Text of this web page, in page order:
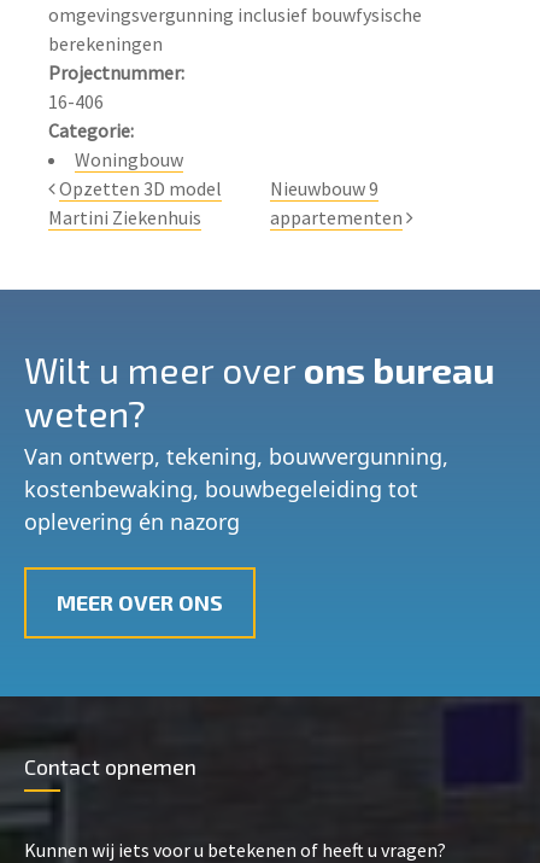
omgevingsvergunning inclusief bouwfysische
Projectnummer:
Categorie:
Woningbouw
Nieuwbouw 9
appartementen
Opzetten 3D model
Martini Ziekenhuis
Wilt u meer overons bureau
weten?
Van ontwerp, tekening, bouwvergunning,
kostenbewaking, bouwbegeleiding tot
oplevering én nazorg
MEER OVER ONS
Contact opnemen
Kunnen wij iets voor u betekenen of heeft u vragen?